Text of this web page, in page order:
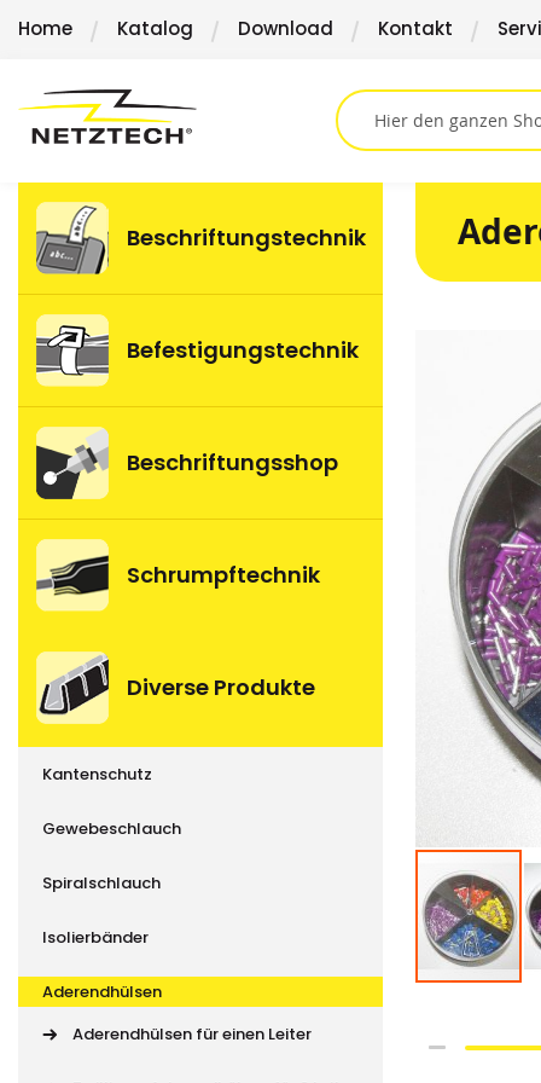
Direkt
Home Katalog Download Kontakt
Beschriftungstechnik
Befestigungstechnik
Beschriftungsshop
Schrumpftechnik
Diverse Produkte
Kantenschutz
Gewebeschlauch
Spiralschlauch
Isolierbänder
Aderendhülsen
Aderendhülsen für einen Leiter
Bildergalerie